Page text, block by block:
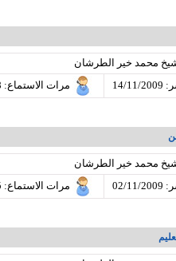
محمد خير الطرشان
مرات الاستماع: 2198
محمد خير الطرشان
مرات الاستماع: 2095